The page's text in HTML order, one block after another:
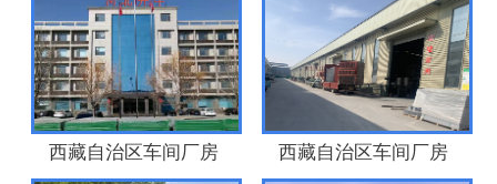
西藏自治区车间厂房 西藏自治区车间厂房